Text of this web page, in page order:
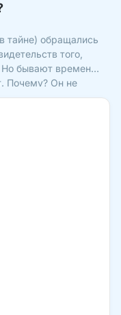
тайне) обращались
того,
Но бывают времена,
Почему? Он не
чем